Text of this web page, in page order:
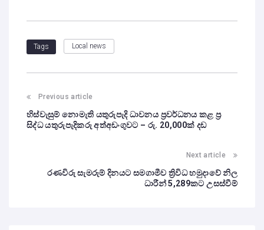
Tags Local news
Previous article
හිස්වැසුම් නොමැති යතුරුපැදි ධාවනය ප්‍රවර්ධනය කළ ප්‍ර
සිද්ධ යතුරුපැදිකරු අත්අඩංගුවට – රු. 20,000ක් දඩ
Next article
රණවිරු සැමරුම් දිනයට සමගාමීව ත්‍රිවිධ හමුදාවේ නිල
ධාරීන් 5,289කට උසස්වීම්